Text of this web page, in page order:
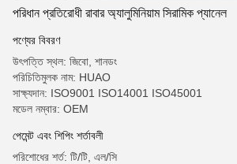
পরিধান প্রতিরোধী রাবার অ্যালুমিনিয়াম সিরামিক প্যানেল
পণ্যের বিবরণ
উৎপত্তি স্থল: জিবো, শানডং
পরিচিতিমুলক নাম: HUAO
সাক্ষ্যদান: ISO9001 ISO14001 ISO45001
মডেল নম্বার: OEM
পেমেন্ট এবং শিপিং শর্তাবলী
পরিশোধের শর্ত: টি/টি, এল/সি